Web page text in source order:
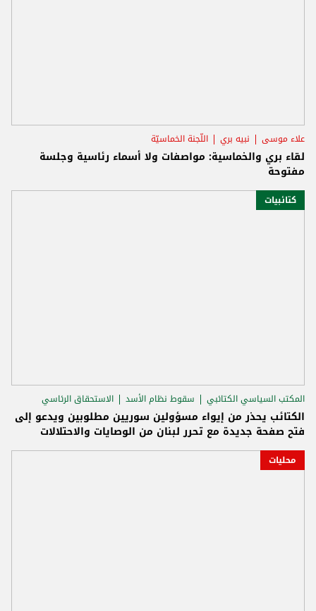
علاء موسى نبيه بري اللّجنة الخماسيّة
لقاء بري والخماسية: مواصفات ولا أسماء رئاسية وجلسة
مفتوحة
كتائبيات
المكتب السياسي الكتائبي سقوط نظام الأسد الاستحقاق الرئاسي
الكتائب يحذر من إيواء مسؤولين سوريين مطلوبين ويدعو إلى
فتح صفحة جديدة مع تحرر لبنان من الوصايات والاحتلالات
محليات